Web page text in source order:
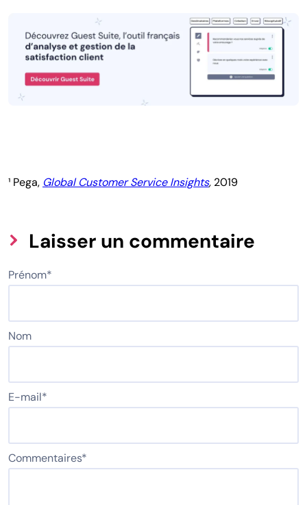
¹ Pega, Global Customer Service Insights, 2019
Laisser un commentaire
Prénom*
Nom
E-mail*
Commentaires*